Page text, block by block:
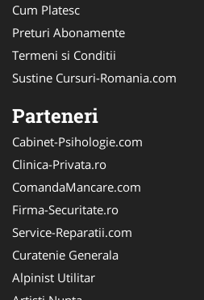
Cum Platesc
Preturi Abonamente
Termeni si Conditii
Sustine Cursuri-Romania.com
Parteneri
Cabinet-Psihologie.com
Clinica-Privata.ro
ComandaMancare.com
Firma-Securitate.ro
Service-Reparatii.com
Curatenie Generala
Alpinist Utilitar